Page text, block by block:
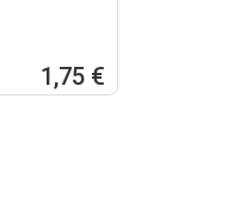
1,75 €